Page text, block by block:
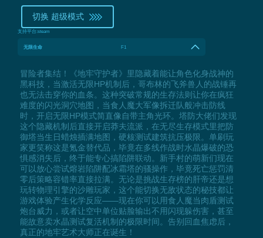
切换 超级模式
支持平台:steam
无限生命 F1
冒险者集结！《地牢守护者》里隐藏着能让角色化身战神的
黑科技，当激活无限HP机制后，哥布林的飞斧兽人的战锤再
也无法击穿你的血条。这种突破常规的生存法则让你在疯狂
难度的闪光洞穴地图，当食人魔大军像拆迁队般冲击防线
时，开启无限HP模式简直像自带主角光环。塔防大佬们发现
这个隐藏机制后直接开启莽夫流派，在无尽生存模式里把防
御塔当生日蜡烛插满地图，硬核测试建筑抗压极限。单刷玩
家更笑称这是氪金替代品，毕竟在多线作战时水晶爆破的恐
惧感消失后，终于能专心搞陷阱联动。新手村的萌新们现在
可以放心尝试熔岩陷阱配冰霜塔的骚操作，毕竟死亡惩罚清
零后策略容错率直接拉满。无论是挑战生存榜的肝帝还是想
玩转物理引擎的沙雕玩家，这个能切换无敌状态的秘技都让
游戏体验产生化学反应——现在你可以用食人魔当肉盾测试
炮台威力，或者让空中单位贴脸输出不用闪现躲伤害，甚至
能故意卖水晶测试复活机制的极限时间。告别回血焦虑后，
真正的地牢艺术大师正在诞生！